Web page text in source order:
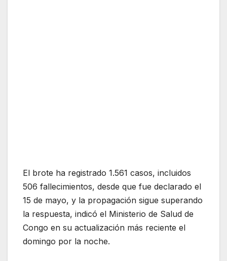
El brote ha registrado 1.561 casos, incluidos
506 fallecimientos, desde que fue declarado el
15 de mayo, y la propagación sigue superando
la respuesta, indicó el Ministerio de Salud de
Congo en su actualización más reciente el
domingo por la noche.